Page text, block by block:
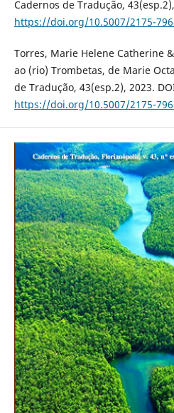
Cadernos de Tradução,
https://doi.org/10.5007/2175-
Torres, Marie Helene Catherine
ao (rio) Trombetas, de Marie
de Tradução, 43(esp.2), 2023.
https://doi.org/10.5007/2175-